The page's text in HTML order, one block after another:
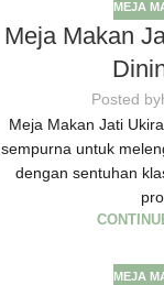
MEJA
Meja Makan
Posted by
Meja Makan Jati
sempurna untuk
dengan sentuhan
MEJA